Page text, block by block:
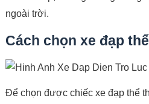
ngoài trời.
Cách chọn xe đạp
Để chọn được chiếc xe đạp thể